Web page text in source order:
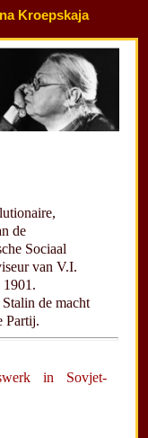
Kroepskaja
de
Sociaal
van V.I.
de macht
Partij.
in Sovjet-